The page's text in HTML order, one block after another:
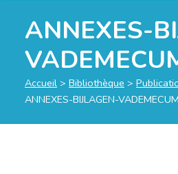
ANNEXES-
Accueil > Bibliothèque >
ANNEXES-BIJLAGEN-VADEMECUM